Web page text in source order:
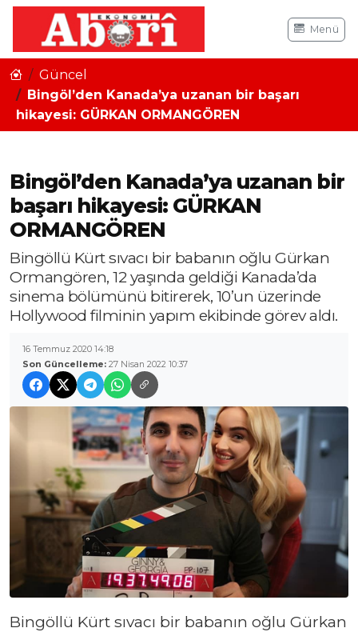
Menü
Güncel
Bingöl’den Kanada’ya uzanan bir başarı
hikayesi: GÜRKAN ORMANGÖREN
Bingöl’den Kanada’ya uzanan bir
başarı hikayesi: GÜRKAN
ORMANGÖREN
Bingöllü Kürt sıvacı bir babanın oğlu Gürkan
Ormangören, 12 yaşında geldiği Kanada’da
sinema bölümünü bitirerek, 10’un üzerinde
Hollywood filminin yapım ekibinde görev aldı.
16 Temmuz 2020 14:18
Son Güncelleme: 27 Nisan 2022 10:37
Bingöllü Kürt sıvacı bir babanın oğlu Gürkan